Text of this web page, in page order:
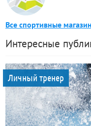
Все спортивные
Интересные
Личный тренер